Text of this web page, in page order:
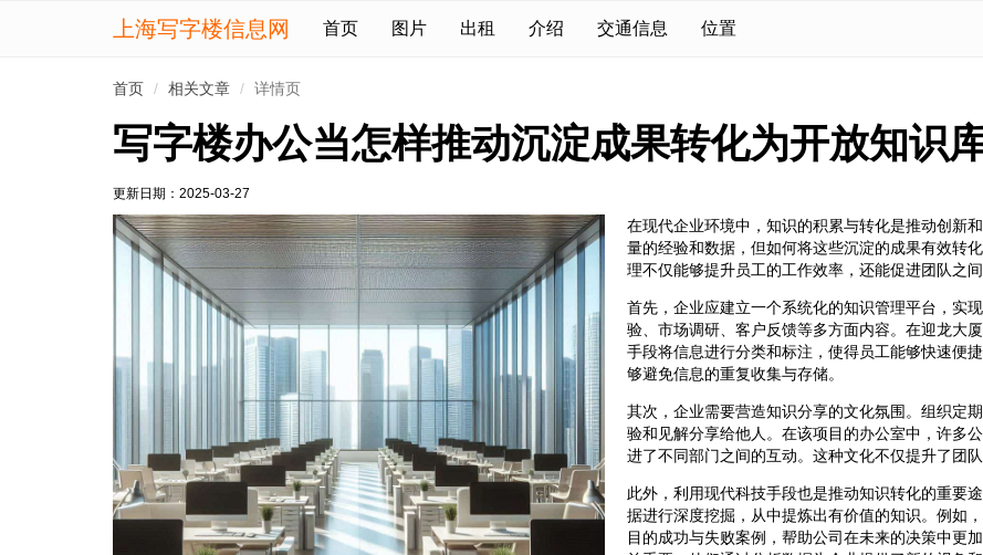
上海写字楼信息网 首页 图片 出租 介绍 交通信息 位置
首页 相关文章 详情页
写字楼办公当怎样推动沉淀成果转化为开放知识
更新日期： 2025-03-27
在现代企业环境中，知识的积累与转化是推动创新
量的经验和数据，但如何将这些沉淀的成果有效转
理不仅能够提升员工的工作效率，还能促进团队之间
首先，企业应建立一个系统化的知识管理平台，实
验、市场调研、客户反馈等多方面内容。在迎龙大
手段将信息进行分类和标注，使得员工能够快速便
够避免信息的重复收集与存储。
其次，企业需要营造知识分享的文化氛围。组织定
验和见解分享给他人。在该项目的办公室中，许多
进了不同部门之间的互动。这种文化不仅提升了团
此外，利用现代科技手段也是推动知识转化的重要
据进行深度挖掘，从中提炼出有价值的知识。例如
目的成功与失败案例，帮助公司在未来的决策中更